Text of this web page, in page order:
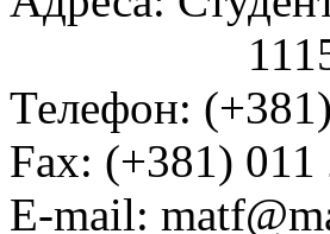
11158
Телефон:
Fаx: (+381) 011
E-mail: